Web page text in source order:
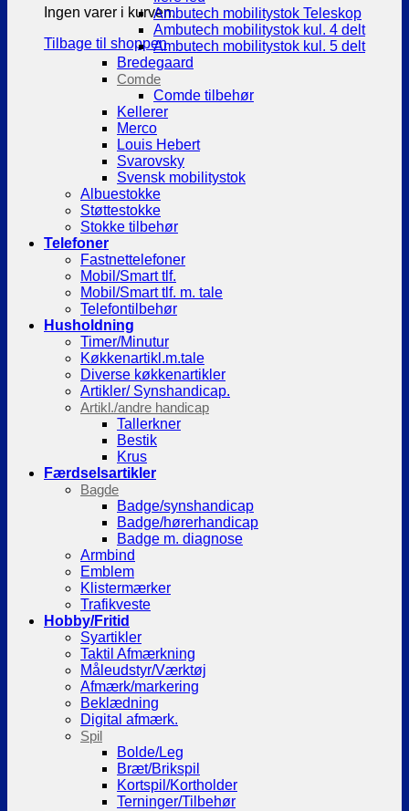
Ingen varer i kurven.
Tilbage til shoppen
Ambutech mobilitystok Teleskop
Ambutech mobilitystok kul. 4 delt
Ambutech mobilitystok kul. 5 delt
Bredegaard
Comde
Comde tilbehør
Kellerer
Merco
Louis Hebert
Svarovsky
Svensk mobilitystok
Albuestokke
Støttestokke
Stokke tilbehør
Telefoner
Fastnettelefoner
Mobil/Smart tlf.
Mobil/Smart tlf. m. tale
Telefontilbehør
Husholdning
Timer/Minutur
Køkkenartikl.m.tale
Diverse køkkenartikler
Artikler/ Synshandicap.
Artikl./andre handicap
Tallerkner
Bestik
Krus
Færdselsartikler
Bagde
Badge/synshandicap
Badge/hørerhandicap
Badge m. diagnose
Armbind
Emblem
Klistermærker
Trafikveste
Hobby/Fritid
Syartikler
Taktil Afmærkning
Måleudstyr/Værktøj
Afmærk/markering
Beklædning
Digital afmærk.
Spil
Bolde/Leg
Bræt/Brikspil
Kortspil/Kortholder
Terninger/Tilbehør